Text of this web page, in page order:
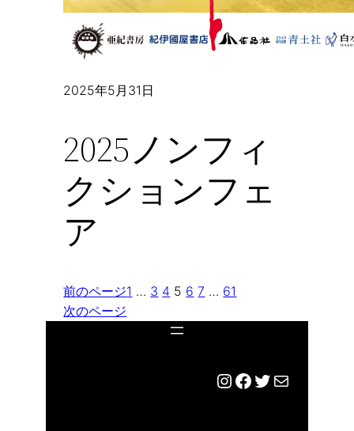
2025年5月31日
2025ノンフィ
クションフェ
ア
前のページ1 … 3 4 5 6 7 … 61
次のページ
Instagram
Facebook
Twitter
メール